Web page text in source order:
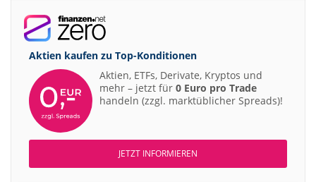
Aktien kaufen zu Top-Konditionen
Aktien, ETFs, Derivate, Kryptos und
mehr – jetzt für 0 Euro pro Trade
handeln (zzgl. marktüblicher Spreads)!
JETZT INFORMIEREN